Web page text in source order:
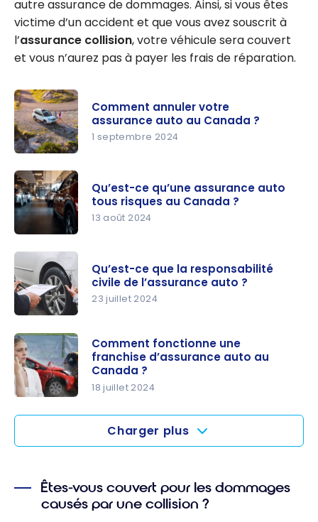
autre assurance de dommages. Ainsi, si vous êtes
victime d’un accident et que vous avez souscrit à
l’assurance collision, votre véhicule sera couvert
et vous n’aurez pas à payer les frais de réparation.
annuler
votre
assurance
auto au
Canada ?
Comment annuler votre
assurance auto au Canada ?
1 septembre 2024
qu’une
assurance
auto tous
risques au
Canada ?
Qu’est-ce qu’une assurance auto
tous risques au Canada ?
13 août 2024
que la
responsabi
lité civile
de
l’assurance
Qu’est-ce que la responsabilité
civile de l’assurance auto ?
23 juillet 2024
fonctionne
une
d’assuranc
e auto au
Canada ?
Comment fonctionne une
franchise d’assurance auto au
Canada ?
18 juillet 2024
Charger plus
Êtes-vous couvert pour les dommages
causés par une collision ?